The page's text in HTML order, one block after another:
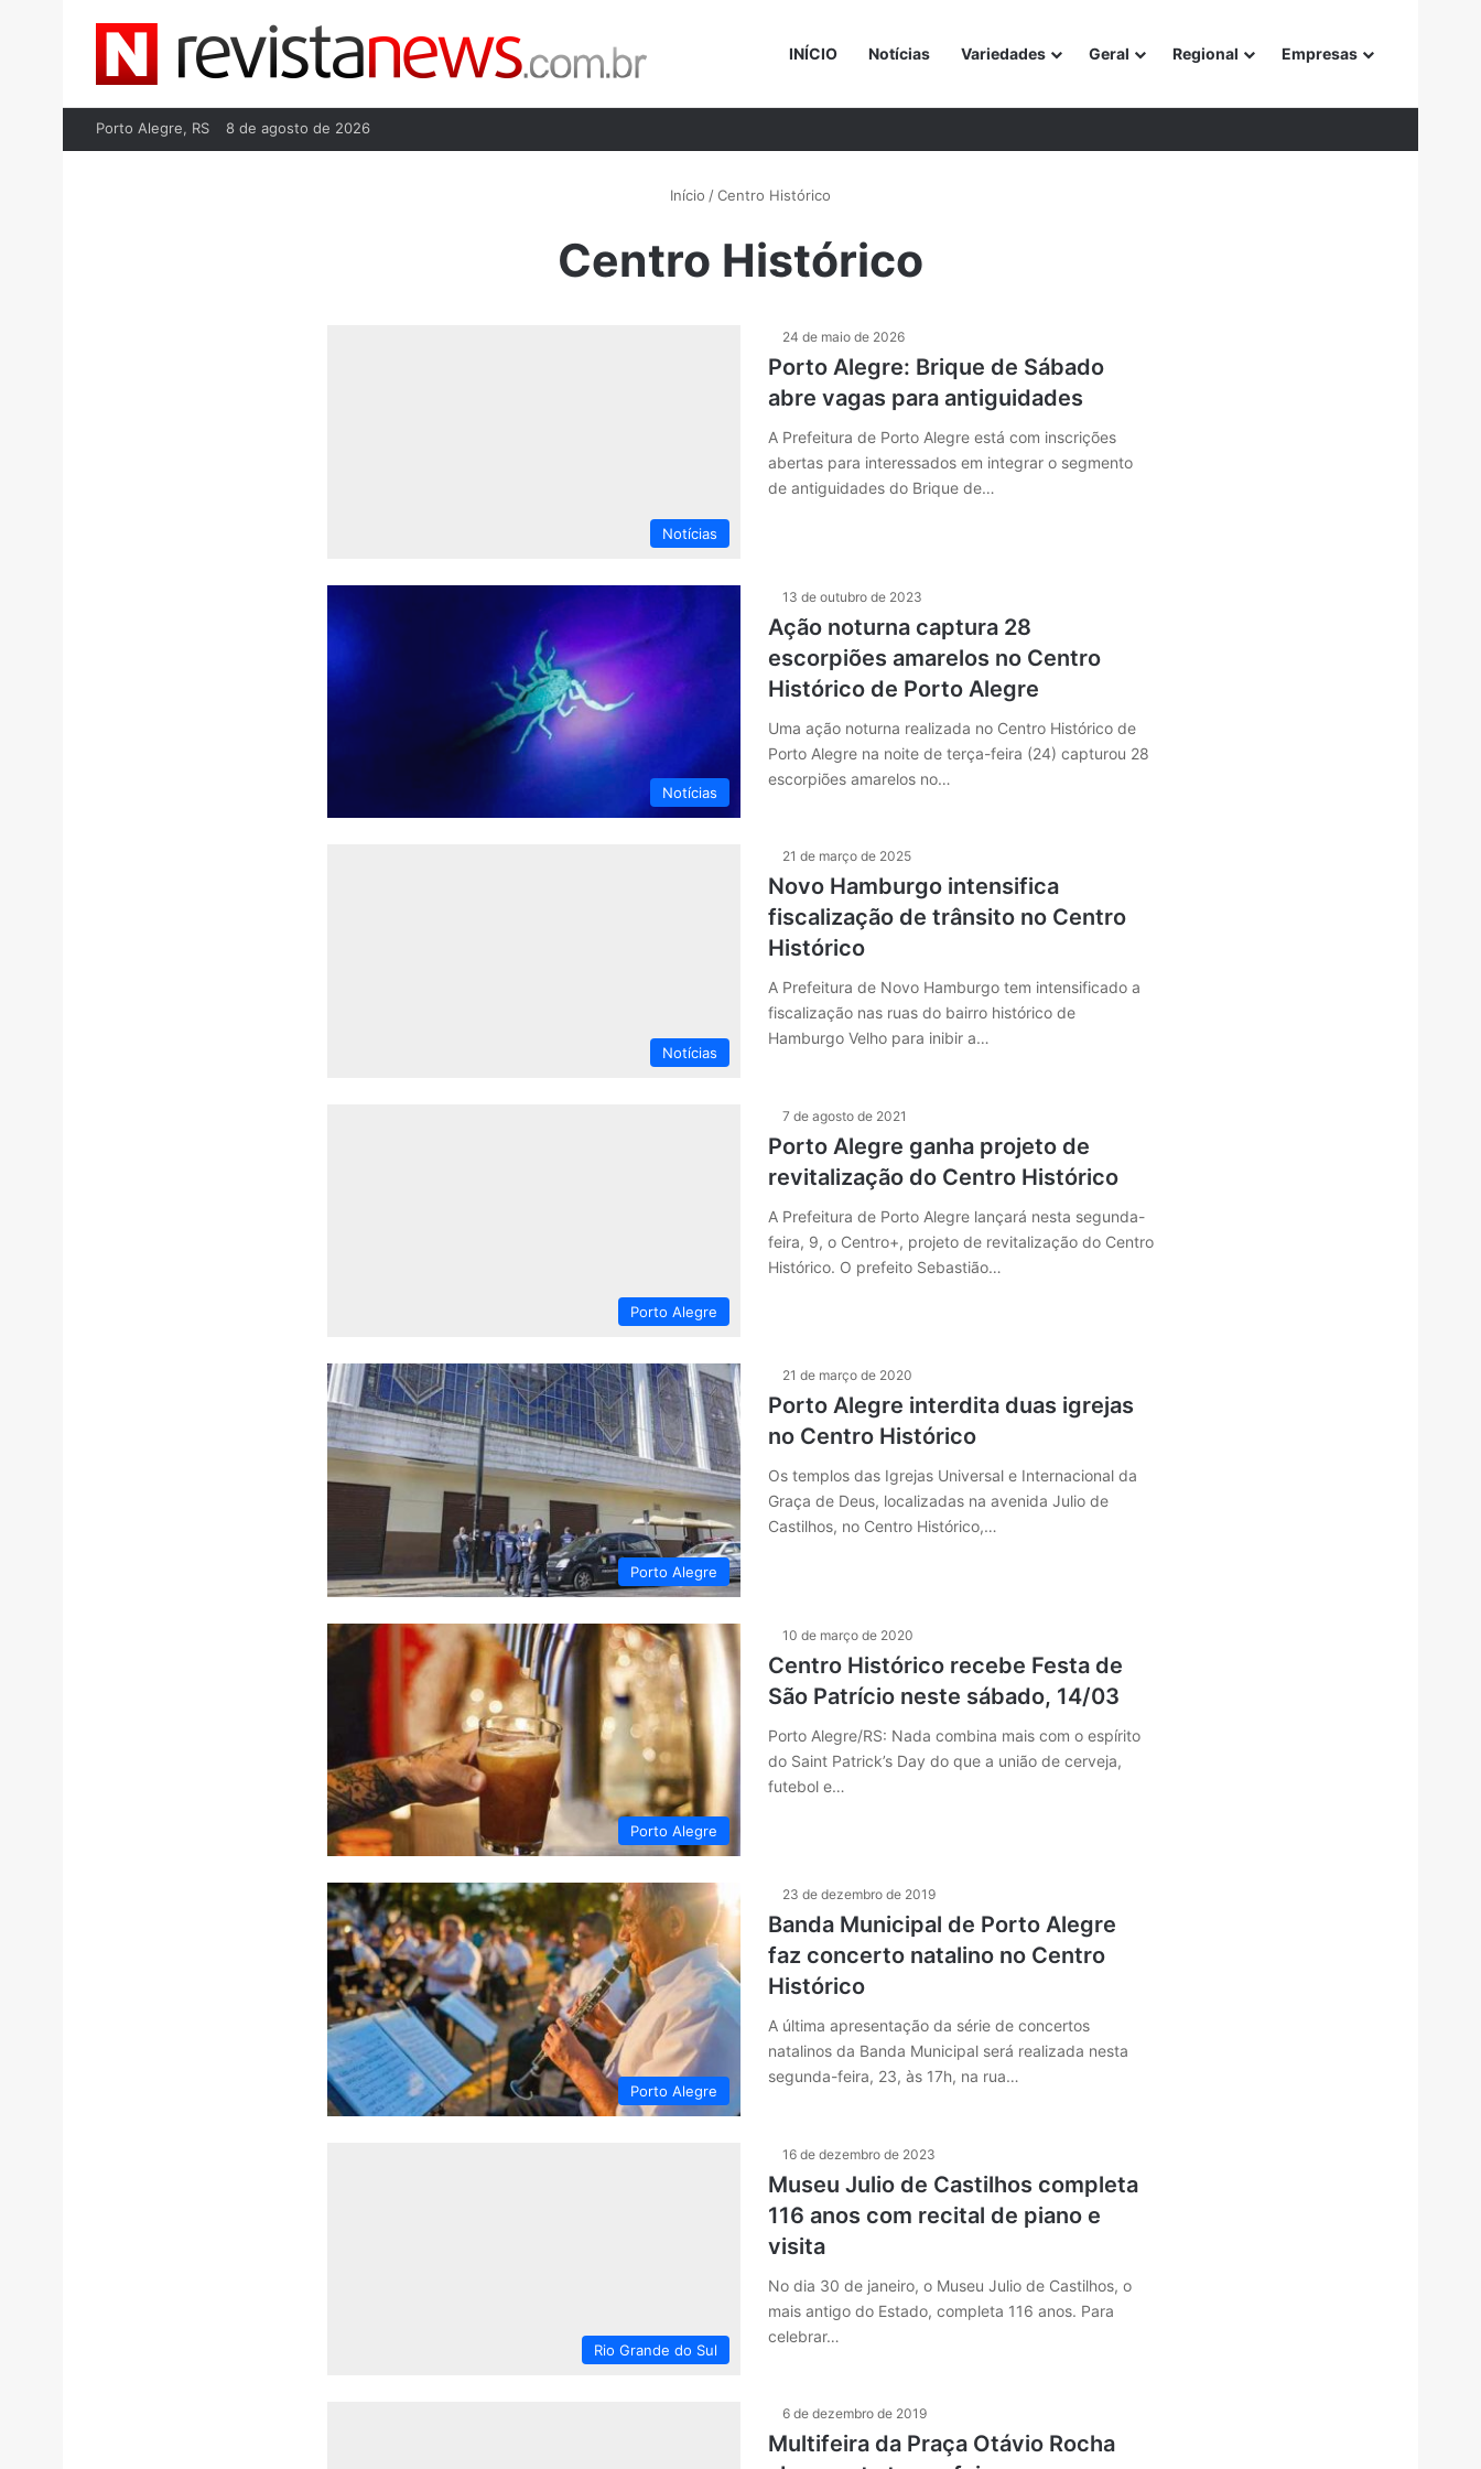
INÍCIO Notícias Variedades Geral Regional Empresas
Porto Alegre, RS 8 de agosto de 2026
Início / Centro Histórico
Centro Histórico
Notícias
24 de maio de 2026
Porto Alegre: Brique de Sábado
abre vagas para antiguidades
A Prefeitura de Porto Alegre está com inscrições
abertas para interessados em integrar o segmento
de antiguidades do Brique de…
Notícias
13 de outubro de 2023
Ação noturna captura 28
escorpiões amarelos no Centro
Histórico de Porto Alegre
Uma ação noturna realizada no Centro Histórico de
Porto Alegre na noite de terça-feira (24) capturou 28
escorpiões amarelos no…
Notícias
21 de março de 2025
Novo Hamburgo intensifica
fiscalização de trânsito no Centro
Histórico
A Prefeitura de Novo Hamburgo tem intensificado a
fiscalização nas ruas do bairro histórico de
Hamburgo Velho para inibir a…
Porto Alegre
7 de agosto de 2021
Porto Alegre ganha projeto de
revitalização do Centro Histórico
A Prefeitura de Porto Alegre lançará nesta segunda-
feira, 9, o Centro+, projeto de revitalização do Centro
Histórico. O prefeito Sebastião…
Porto Alegre
21 de março de 2020
Porto Alegre interdita duas igrejas
no Centro Histórico
Os templos das Igrejas Universal e Internacional da
Graça de Deus, localizadas na avenida Julio de
Castilhos, no Centro Histórico,…
Porto Alegre
10 de março de 2020
Centro Histórico recebe Festa de
São Patrício neste sábado, 14/03
Porto Alegre/RS: Nada combina mais com o espírito
do Saint Patrick’s Day do que a união de cerveja,
futebol e…
Porto Alegre
23 de dezembro de 2019
Banda Municipal de Porto Alegre
faz concerto natalino no Centro
Histórico
A última apresentação da série de concertos
natalinos da Banda Municipal será realizada nesta
segunda-feira, 23, às 17h, na rua…
Rio Grande do Sul
16 de dezembro de 2023
Museu Julio de Castilhos completa
116 anos com recital de piano e
visita
No dia 30 de janeiro, o Museu Julio de Castilhos, o
mais antigo do Estado, completa 116 anos. Para
celebrar…
6 de dezembro de 2019
Multifeira da Praça Otávio Rocha